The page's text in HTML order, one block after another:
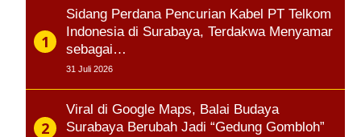
Sidang Perdana Pencurian Kabel PT Telkom
Indonesia di Surabaya, Terdakwa Menyamar
sebagai…
31 Juli 2026
Viral di Google Maps, Balai Budaya
Surabaya Berubah Jadi “Gedung Gombloh”